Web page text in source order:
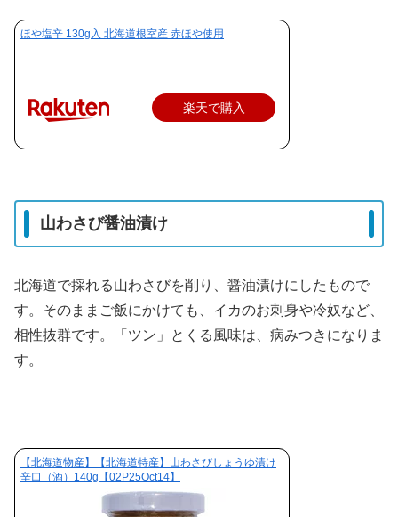
ほや塩辛 130g入 北海道根室産 赤ほや使用
楽天で購入
山わさび醤油漬け
北海道で採れる山わさびを削り、醤油漬けにしたもので
す。そのままご飯にかけても、イカのお刺身や冷奴など、
相性抜群です。「ツン」とくる風味は、病みつきになりま
す。
【北海道物産】【北海道特産】山わさびしょうゆ漬け
辛口（酒）140g【02P25Oct14】